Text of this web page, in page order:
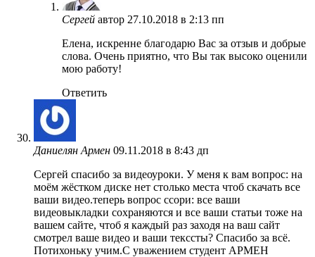
Сергей автор 27.10.2018 в 2:13 пп
Елена, искренне благодарю Вас за отзыв и добрые
слова. Очень приятно, что Вы так высоко оценили
мою работу!
Ответить
Даниелян Армен 09.11.2018 в 8:43 дп
Сергей спасибо за видеоуроки. У меня к вам вопрос: на
моём жёстком диске нет столько места чтоб скачать все
ваши видео.теперь вопрос ссори: все ваши
видеовыкладки сохраняются и все ваши статьи тоже на
вашем сайте, чтоб я каждый раз заходя на ваш сайт
смотрел ваше видео и ваши текссты? Спасибо за всё.
Потихоньку учим.С уважением студент АРМЕН